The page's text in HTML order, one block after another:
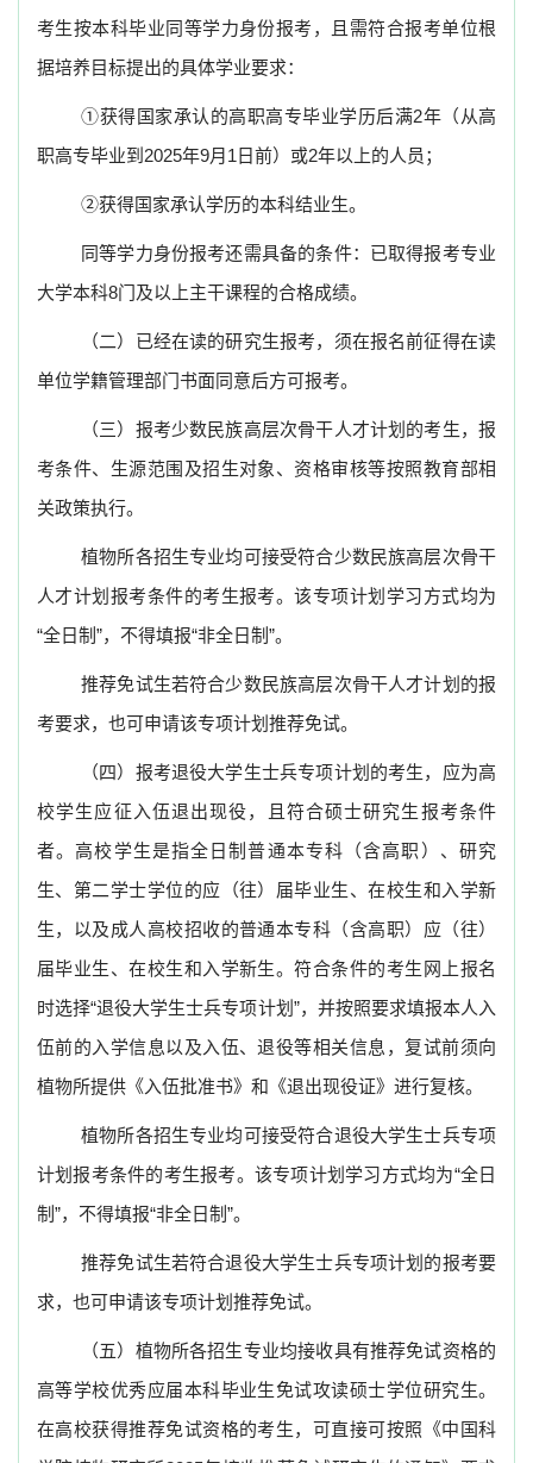
考生按本科毕业同等学力身份报考，且需符合报考单位根
据培养目标提出的具体学业要求：
①获得国家承认的高职高专毕业学历后满2年（从高
职高专毕业到 2025年9月 1 日前）或2年以上的人员；
②获得国家承认学历的本科结业生。
同等学力身份报考还需具备的条件：已取得报考专业
大学本科8门及以上主干课程的合格成绩。
（二）已经在读的研究生报考，须在报名前征得在读
单位学籍管理部门书面同意后方可报考。
（三）报考少数民族高层次骨干人才计划的考生，报
考条件、生源范围及招生对象、资格审核等按照教育部相
关政策执行。
植物所各招生专业均可接受符合少数民族高层次骨干
人才计划报考条件的考生报考。该专项计划学习方式均为
“全日制”，不得填报“非全日制”。
推荐免试生若符合少数民族高层次骨干人才计划的报
考要求，也可申请该专项计划推荐免试。
（四）报考退役大学生士兵专项计划的考生，应为高
校学生应征入伍退出现役，且符合硕士研究生报考条件
者。高校学生是指全日制普通本专科（含高职）、研究
生、第二学士学位的应（往）届毕业生、在校生和入学新
生，以及成人高校招收的普通本专科（含高职）应（往）
届毕业生、在校生和入学新生。符合条件的考生网上报名
时选择“退役大学生士兵专项计划 ”，并按照要求填报本人入
伍前的入学信息以及入伍、退役等相关信息，复试前须向
植物所提供《入伍批准书》和《退出现役证》进行复核。
植物所各招生专业均可接受符合退役大学生士兵专项
计划报考条件的考生报考。该专项计划学习方式均为“全日
制”，不得填报“非全日制”。
推荐免试生若符合退役大学生士兵专项计划 的报考要
求，也可申请该专项计划推荐免试。
（五）植物所各招生专业均接收具有推荐免试资格的
高等学校优秀应届本科毕业生免试攻读硕士学位研究生。
在高校获得推荐免试资格的考生，可直接可按照《中国科